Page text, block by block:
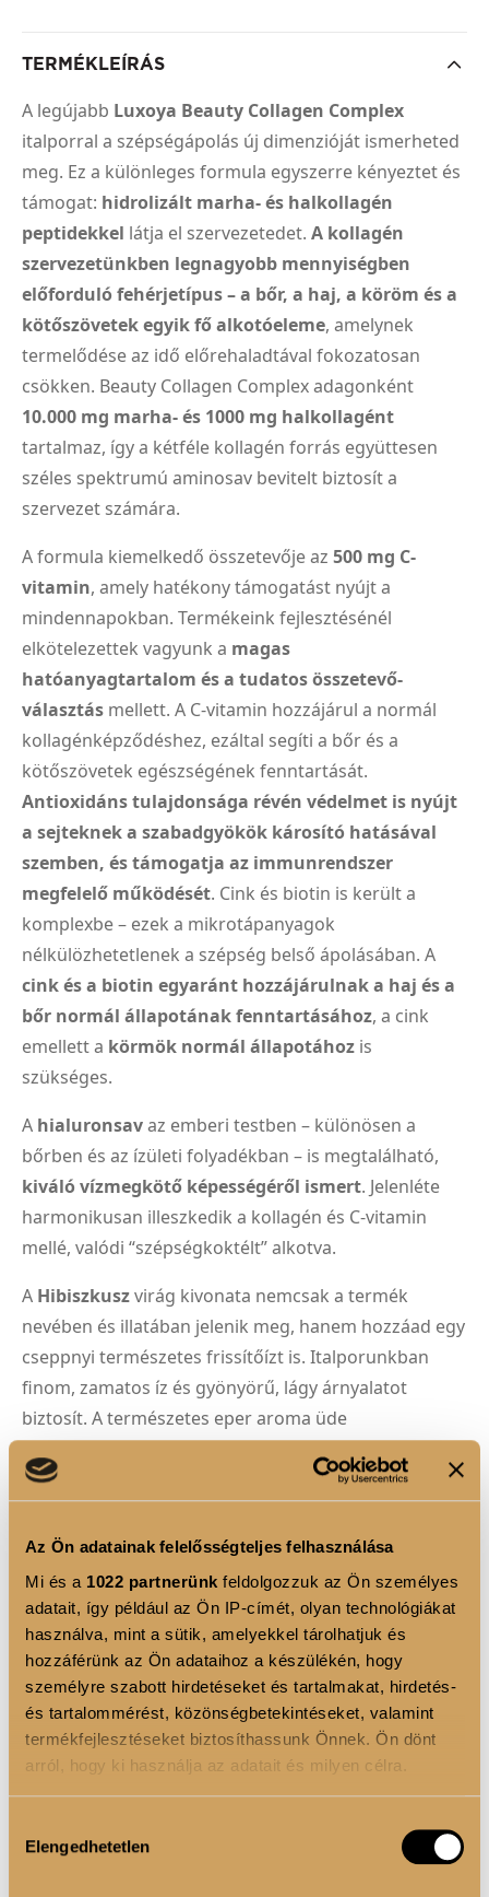
Az Ön adatainak felelősségteljes felhasználása
Mi és a 1022 partnerünk feldolgozzuk az Ön személyes
adatait, így például az Ön IP-címét, olyan technológiákat
használva, mint a sütik, amelyekkel tárolhatjuk és
hozzáférünk az Ön adataihoz a készülékén, hogy
személyre szabott hirdetéseket és tartalmakat, hirdetés-
és tartalommérést, közönségbetekintéseket, valamint
termékfejlesztéseket biztosíthassunk Önnek. Ön dönt
arról, hogy ki használja az adatait és milyen célra.
Információgyűjtés az Ön földrajzi elhelyezkedéséről
kiválasztása
Elengedhetetlen
TERMÉKLEÍRÁS
A legújabb Luxoya Beauty Collagen Complex
italporral a szépségápolás új dimenzióját ismerheted
meg. Ez a különleges formula egyszerre kényeztet és
támogat: hidrolizált marha- és halkollagén
peptidekkel látja el szervezetedet. A kollagén
szervezetünkben legnagyobb mennyiségben
előforduló fehérjetípus – a bőr, a haj, a köröm és a
kötőszövetek egyik fő alkotóeleme, amelynek
termelődése az idő előrehaladtával fokozatosan
csökken. Beauty Collagen Complex adagonként
10.000 mg marha- és 1000 mg halkollagént
tartalmaz, így a kétféle kollagén forrás együttesen
széles spektrumú aminosav bevitelt biztosít a
szervezet számára.
A formula kiemelkedő összetevője az 500 mg C-
vitamin, amely hatékony támogatást nyújt a
mindennapokban. Termékeink fejlesztésénél
elkötelezettek vagyunk a magas
hatóanyagtartalom és a tudatos összetevő-
választás mellett. A C-vitamin hozzájárul a normál
kollagénképződéshez, ezáltal segíti a bőr és a
kötőszövetek egészségének fenntartását.
Antioxidáns tulajdonsága révén védelmet is nyújt
a sejteknek a szabadgyökök károsító hatásával
szemben, és támogatja az immunrendszer
megfelelő működését. Cink és biotin is került a
komplexbe – ezek a mikrotápanyagok
nélkülözhetetlenek a szépség belső ápolásában. A
cink és a biotin egyaránt hozzájárulnak a haj és a
bőr normál állapotának fenntartásához, a cink
emellett a körmök normál állapotához is
szükséges.
A hialuronsavaz emberi testben – különösen a
bőrben és az ízületi folyadékban – is megtalálható,
kiváló vízmegkötő képességéről ismert. Jelenléte
harmonikusan illeszkedik a kollagén és C-vitamin
mellé, valódi “szépségkoktélt” alkotva.
A Hibiszkuszvirág kivonata nemcsak a termék
nevében és illatában jelenik meg, hanem hozzáad egy
cseppnyi természetes frissítőízt is. Italporunkban
finom, zamatos íz és gyönyörű, lágy árnyalatot
biztosít. A természetes eper aroma üde
gyümölcsösséget kölcsönöz, amely remekül
kiegészíti a hibiszkusz virágos jellegét.
glikozidok és más édesítőszerek teszik kellemesen
édessé, így extra kalóriák és felesleges cukor nélkül
élvezhetjük azt. Mesterséges színezéket nem
tartalmaz, gyönyörű pirosas árnyalatát a természetes
céklapor biztosítja.
Engedd, hogy a napi rutinod részévé váljon – egy
pillanat megállás és önmagadra figyelés a rohanó
hétköznapokban. A Luxoya Beauty Collagen Complex
külső megjelenésed frissességét és magabiztosságát.